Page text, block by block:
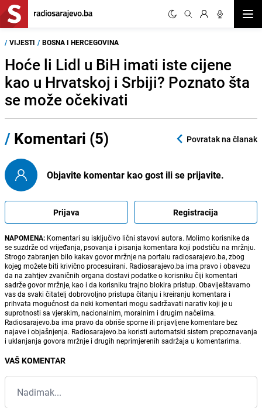
/ VIJESTI / BOSNA I HERCEGOVINA
Hoće li Lidl u BiH imati iste cijene
kao u Hrvatskoj i Srbiji? Poznato šta
se može očekivati
/ Komentari (5) Povratak na članak
Objavite komentar kao gost ili se prijavite.
Prijava Registracija
NAPOMENA: Komentari su isključivo lični stavovi autora. Molimo korisnike da
se suzdrže od vrijeđanja, psovanja i pisanja komentara koji podstiču na mržnju.
Strogo zabranjen bilo kakav govor mržnje na portalu radiosarajevo.ba, zbog
kojeg možete biti krivično procesuirani. Radiosarajevo.ba ima pravo i obavezu
da na zahtjev zvaničnih organa dostavi podatke o korisniku čiji komentari
sadrže govor mržnje, kao i da korisniku trajno blokira pristup. Obaviještavamo
vas da svaki čitatelj dobrovoljno pristupa čitanju i kreiranju komentara i
prihvata mogućnost da neki komentari mogu sadržavati narativ koji je u
suprotnosti sa vjerskim, nacionalnim, moralnim i drugim načelima.
Radiosarajevo.ba ima pravo da obriše sporne ili prijavljene komentare bez
najave i objašnjenja. Radiosarajevo.ba koristi automatski sistem prepoznavanja
i uklanjanja govora mržnje i drugih neprimjerenih sadržaja u komentarima.
VAŠ KOMENTAR